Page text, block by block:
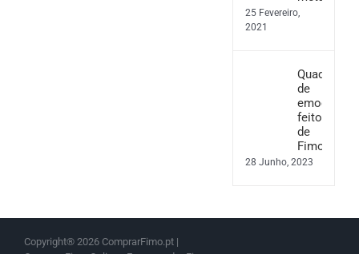
25 Fevereiro,
2021
Quadro
de
emoções
feito
de
Fimo
28 Junho, 2023
Copyright® 2026 ComprarFimo.pt |